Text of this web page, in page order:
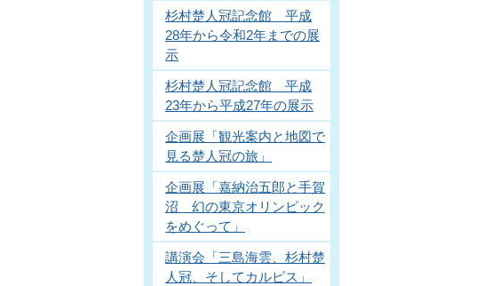
杉村楚人冠記念館 平成
28年から令和2年までの展
示
杉村楚人冠記念館 平成
23年から平成27年の展示
企画展「観光案内と地図で
見る楚人冠の旅」
企画展「嘉納治五郎と手賀
沼 幻の東京オリンピック
をめぐって」
講演会「三島海雲、杉村楚
人冠、そしてカルピス」